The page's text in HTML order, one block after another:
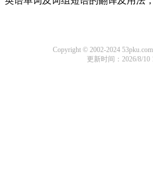
Copyright © 2002-2024
更新时间：2026/8/10